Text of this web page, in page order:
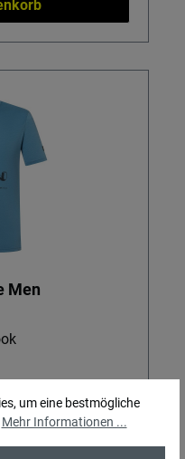
um eine bestmögliche
Mehr Informationen ...
Men